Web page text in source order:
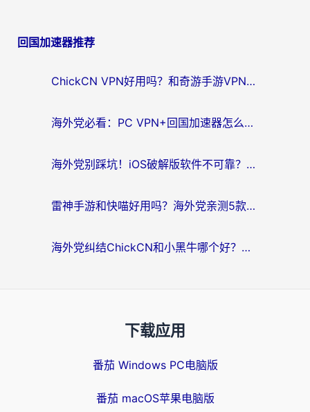
回国加速器推荐
ChickCN VPN好用吗？和奇游手游VPN对比哪个回国效果更好？海外党亲测实用指南
海外党必看：PC VPN+回国加速器怎么选？无缝访问国内资源全攻略
海外党别踩坑！iOS破解版软件不可靠？教你选对回国加速器无缝看国内资源
雷神手游和快喵好用吗？海外党亲测5款回国加速器，附斧牛Bling对比+微信视频号解决办法
海外党纠结ChickCN和小黑牛哪个好？一篇帮你选对回国加速器的实用指南
下载应用
番茄 Windows PC电脑版
番茄 macOS苹果电脑版